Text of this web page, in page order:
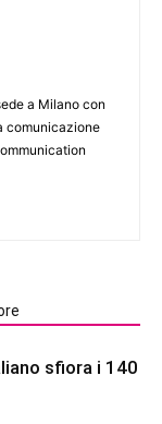
a Milano con
comunicazione
sfiora i 140